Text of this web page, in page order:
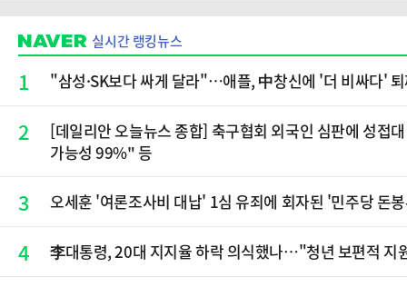
실시간 랭킹뉴스
1 "삼성·SK보다 싸게 달라"…애플, 中창신에 '더 비싸다'
2
[데일리안 오늘뉴스 종합] 축구협회 외국인 심판에 성접
가능성 99%" 등
3 오세훈 '여론조사비 대납' 1심 유죄에 회자된 '민주당 돈
4 李대통령, 20대 지지율 하락 의식했나…"청년 보편적 지